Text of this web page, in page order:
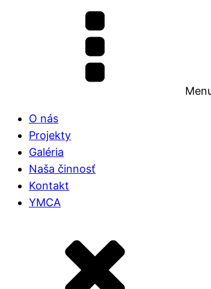
O nás
Projekty
Galéria
Naša činnosť
Kontakt
YMCA